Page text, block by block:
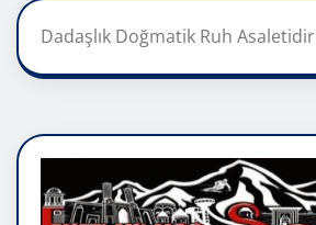
Dadaşlık Doğmatik Ruh Asaletidir